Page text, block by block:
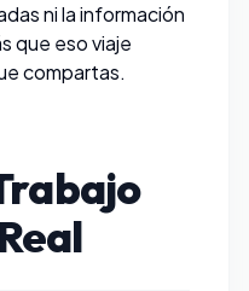
ni la información
que eso viaje
compartas.